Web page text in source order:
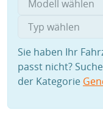
Sie haben Ihr
passt nicht?
der Kategorie